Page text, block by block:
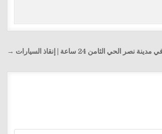
الحي الثامن 24 ساعة | إنقاذ السيارات →